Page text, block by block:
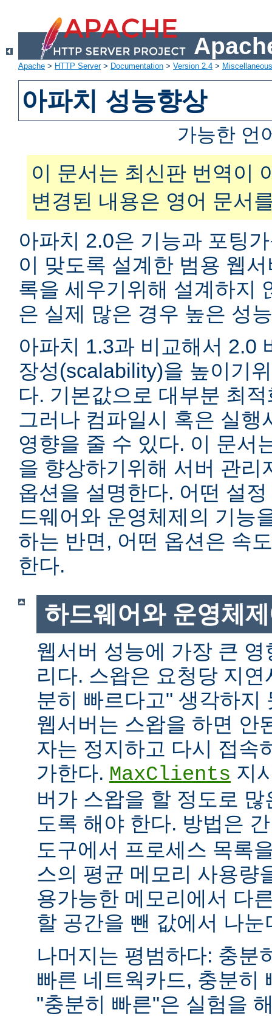
Apache > HTTP Server> Documentation > Version 2.4 >
아파치 성능향상
가능한 언
이 문서는 최신판 번역이
변경된 내용은 영어 문서
아파치 2.0은 기능과 포팅
이 맞도록 설계한 범용 웹
록을 세우기위해 설계하지
은 실제 많은 경우 높은 성
아파치 1.3과 비교해서 2.0
장성(scalability)을 높이기
다. 기본값으로 대부분 최
그러나 컴파일시 혹은 실행
영향을 줄 수 있다. 이 문서
을 향상하기위해 서버 관리
옵션을 설명한다. 어떤 설
드웨어와 운영체제의 기능
하는 반면, 어떤 옵션은 속
한다.
하드웨어와 운영체
웹서버 성능에 가장 큰
리다. 스왑은 요청당 지
분히 빠르다고" 생각하지
웹서버는 스왑을 하면 안
자는 정지하고 다시 접속
가한다. MaxClients 지
버가 스왑을 할 정도로
도록 해야 한다. 방법은
도구에서 프로세스 목록
스의 평균 메모리 사용량
용가능한 메모리에서 다
할 공간을 뺀 값에서 나눈
나머지는 평범하다: 충분
빠른 네트웍카드, 충분히
"충분히 빠른"은 실험을